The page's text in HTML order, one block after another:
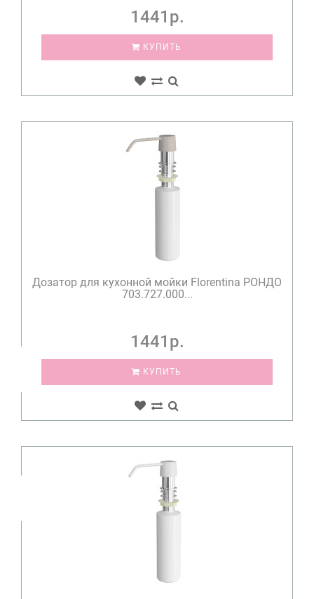
1441р.
КУПИТЬ
Дозатор для кухонной мойки Florentina РОНДО
703.727.000...
1441р.
КУПИТЬ